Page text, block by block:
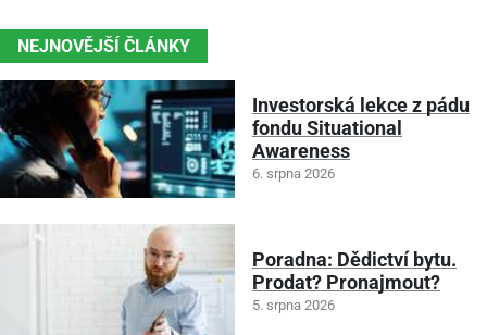
NEJNOVĚJŠÍ ČLÁNKY
Investorská lekce z pádu
fondu Situational
Awareness
6. srpna 2026
Poradna: Dědictví bytu.
Prodat? Pronajmout?
5. srpna 2026